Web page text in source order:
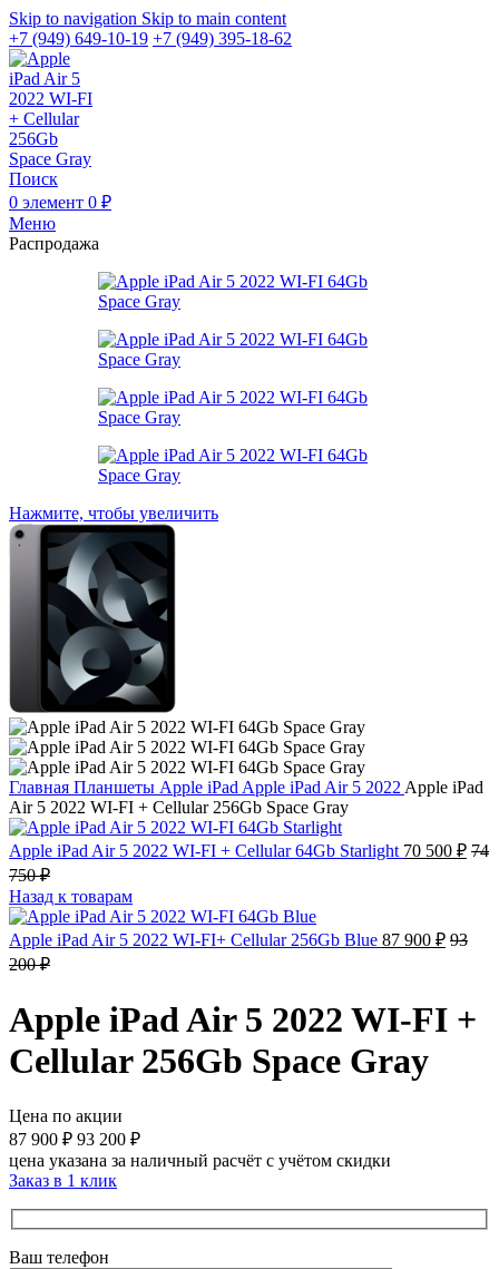
Skip to navigation Skip to main content
+7 (949) 649-10-19 +7 (949) 395-18-62
Поиск
0 элемент 0 ₽
Меню
Распродажа
Нажмите, чтобы увеличить
Главная Планшеты Apple iPad Apple iPad Air 5 2022 Apple iPad
Air 5 2022 WI-FI + Cellular 256Gb Space Gray
Apple iPad Air 5 2022 WI-FI + Cellular 64Gb Starlight 70 500 ₽ 74
750₽
Назад к товарам
Apple iPad Air 5 2022 WI-FI+ Cellular 256Gb Blue 87 900 ₽ 93
200₽
Apple iPad Air 5 2022 WI-FI +
Cellular 256Gb Space Gray
Цена по акции
87 900 ₽ 93 200 ₽
цена указана за наличный расчёт с учётом скидки
Заказ в 1 клик
Ваш телефон